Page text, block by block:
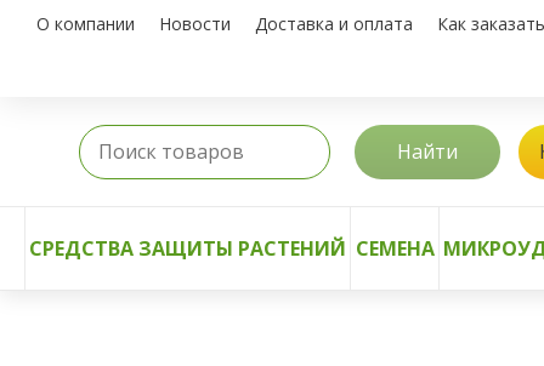
О компании Новости Доставка и оплата Как заказать
Найти
СРЕДСТВА ЗАЩИТЫ РАСТЕНИЙ СЕМЕНА